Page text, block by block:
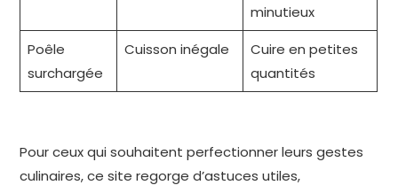
minutieux
Poêle
surchargée
Cuisson inégale
Cuire en petites
quantités
Pour ceux qui souhaitent perfectionner leurs gestes
culinaires, ce site regorge d’astuces utiles,